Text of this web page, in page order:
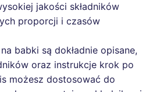
jakości składników
proporcji i czasów
babki są dokładnie opisane,
oraz instrukcje krok po
możesz dostosować do